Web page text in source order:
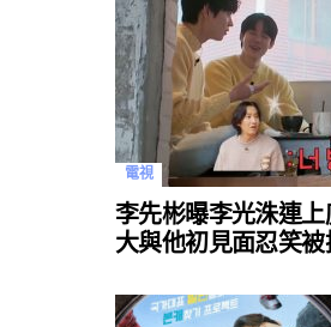
電視
李先彬曝李光洙連
大與他初見面忍笑被